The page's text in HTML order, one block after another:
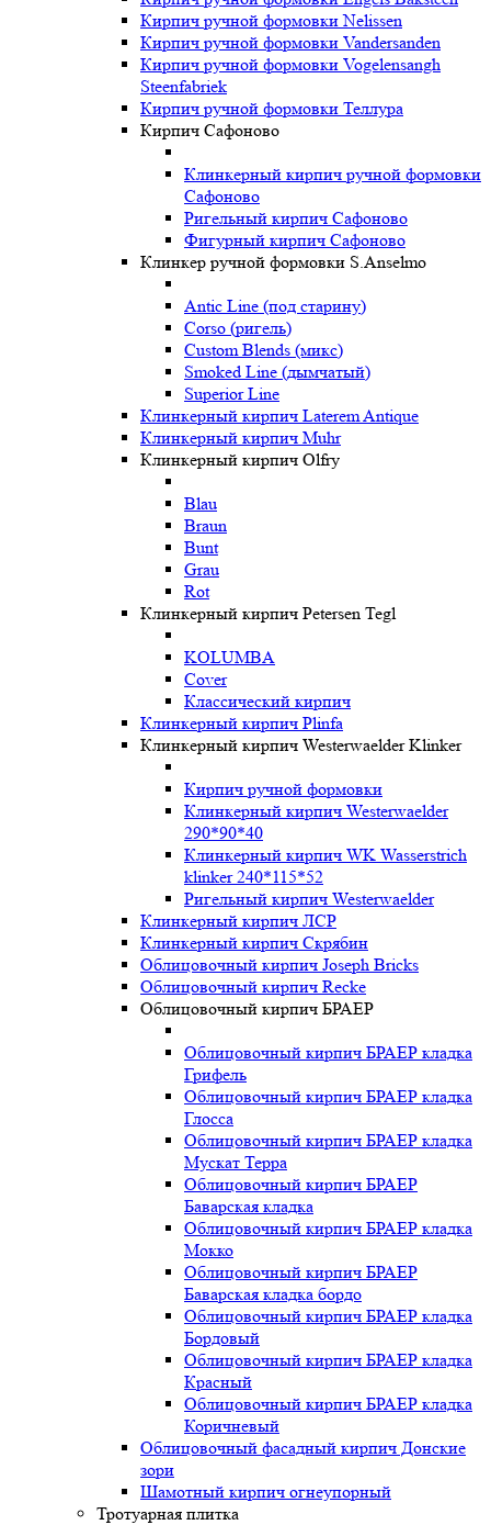
Кирпич ручной формовки Nelissen
Кирпич ручной формовки Vandersanden
Кирпич ручной формовки Vogelensangh
Steenfabriek
Кирпич ручной формовки Теллура
Кирпич Сафоново
Клинкерный кирпич ручной формовки
Сафоново
Ригельный кирпич Сафоново
Фигурный кирпич Сафоново
Клинкер ручной формовки S.Anselmo
Antic Line (под старину)
Corso (ригель)
Custom Blends (микс)
Smoked Line (дымчатый)
Superior Line
Клинкерный кирпич Laterem Antique
Клинкерный кирпич Muhr
Клинкерный кирпич Olfry
Blau
Braun
Bunt
Grau
Rot
Клинкерный кирпич Petersen Tegl
KOLUMBA
Cover
Классический кирпич
Клинкерный кирпич Plinfa
Клинкерный кирпич Westerwaelder Klinker
Кирпич ручной формовки
Клинкерный кирпич Westerwaelder
290*90*40
Клинкерный кирпич WK Wasserstrich
klinker 240*115*52
Ригельный кирпич Westerwaelder
Клинкерный кирпич ЛСР
Клинкерный кирпич Скрябин
Облицовочный кирпич Joseph Bricks
Облицовочный кирпич Recke
Облицовочный кирпич БРАЕР
Облицовочный кирпич БРАЕР кладка
Грифель
Облицовочный кирпич БРАЕР кладка
Глосса
Облицовочный кирпич БРАЕР кладка
Мускат Терра
Облицовочный кирпич БРАЕР
Баварская кладка
Облицовочный кирпич БРАЕР кладка
Мокко
Облицовочный кирпич БРАЕР
Баварская кладка бордо
Облицовочный кирпич БРАЕР кладка
Бордовый
Облицовочный кирпич БРАЕР кладка
Красный
Облицовочный кирпич БРАЕР кладка
Коричневый
Облицовочный фасадный кирпич Донские
зори
Шамотный кирпич огнеупорный
Тротуарная плитка